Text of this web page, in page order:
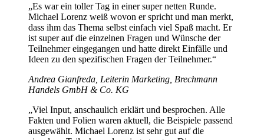
„Es war ein toller Tag in einer super netten Runde.
Michael Lorenz weiß wovon er spricht und man merkt,
dass ihm das Thema selbst einfach viel Spaß macht. Er
ist super auf die einzelnen Fragen und Wünsche der
Teilnehmer eingegangen und hatte direkt Einfälle und
Ideen zu den spezifischen Fragen der Teilnehmer.“
Andrea Gianfreda, Leiterin Marketing, Brechmann
Handels GmbH & Co. KG
„Viel Input, anschaulich erklärt und besprochen. Alle
Fakten und Folien waren aktuell, die Beispiele passend
ausgewählt. Michael Lorenz ist sehr gut auf die